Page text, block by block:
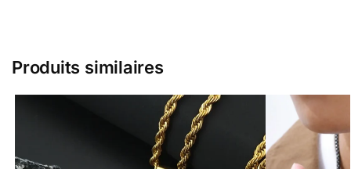
Produits similaires